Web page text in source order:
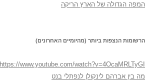
המפה הגדולה של הארץ הריקה
הרשומות הנצפות ביותר (מהיומיים האחרונים)
https://www.youtube.com/watch?v=4OcaMRLTyGI
מה בין אברהם לינקולן לנפתלי בנט